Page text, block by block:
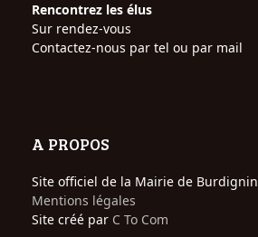
Rencontrez les élus
Sur rendez-vous
Contactez-nous par tel ou par mail
A PROPOS
Site officiel de la Mairie de Burdignin
Mentions légales
Site créé par C To Com